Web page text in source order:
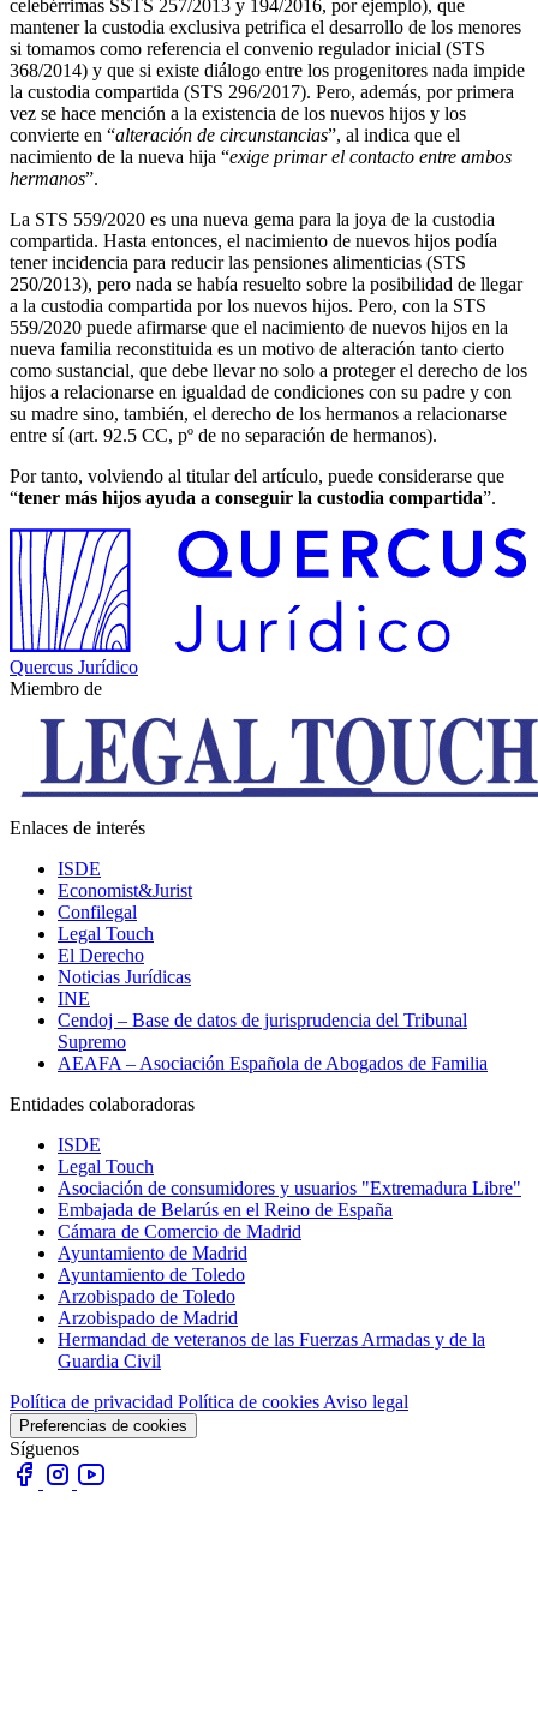
celebérrimas SSTS 257/2013 y 194/2016, por ejemplo), que
mantener la custodia exclusiva petrifica el desarrollo de los menores
si tomamos como referencia el convenio regulador inicial (STS
368/2014) y que si existe diálogo entre los progenitores nada impide
la custodia compartida (STS 296/2017). Pero, además, por primera
vez se hace mención a la existencia de los nuevos hijos y los
convierte en “alteración de circunstancias”, al indica que el
nacimiento de la nueva hija “exige primar el contacto entre ambos
hermanos”.
La STS 559/2020 es una nueva gema para la joya de la custodia
compartida. Hasta entonces, el nacimiento de nuevos hijos podía
tener incidencia para reducir las pensiones alimenticias (STS
250/2013), pero nada se había resuelto sobre la posibilidad de llegar
a la custodia compartida por los nuevos hijos. Pero, con la STS
559/2020 puede afirmarse que el nacimiento de nuevos hijos en la
nueva familia reconstituida es un motivo de alteración tanto cierto
como sustancial, que debe llevar no solo a proteger el derecho de los
hijos a relacionarse en igualdad de condiciones con su padre y con
su madre sino, también, el derecho de los hermanos a relacionarse
entre sí (art. 92.5 CC, pº de no separación de hermanos).
Por tanto, volviendo al titular del artículo, puede considerarse que
“tener más hijos ayuda a conseguir la custodia compartida”.
Quercus Jurídico
Miembro de
Enlaces de interés
ISDE
Economist&Jurist
Confilegal
Legal Touch
El Derecho
Noticias Jurídicas
INE
Cendoj – Base de datos de jurisprudencia del Tribunal
Supremo
AEAFA – Asociación Española de Abogados de Familia
Entidades colaboradoras
ISDE
Legal Touch
Asociación de consumidores y usuarios "Extremadura Libre"
Embajada de Belarús en el Reino de España
Cámara de Comercio de Madrid
Ayuntamiento de Madrid
Ayuntamiento de Toledo
Arzobispado de Toledo
Arzobispado de Madrid
Hermandad de veteranos de las Fuerzas Armadas y de la
Guardia Civil
Política de privacidad Política de cookies Aviso legal
Preferencias de cookies
Síguenos